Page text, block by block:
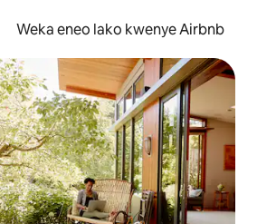
Weka eneo lako kwenye Airbnb